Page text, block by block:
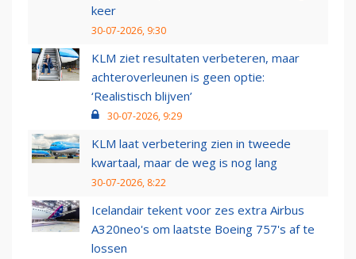
keer
30-07-2026, 9:30
KLM ziet resultaten verbeteren, maar
achteroverleunen is geen optie:
‘Realistisch blijven’
30-07-2026, 9:29
KLM laat verbetering zien in tweede
kwartaal, maar de weg is nog lang
30-07-2026, 8:22
Icelandair tekent voor zes extra Airbus
A320neo's om laatste Boeing 757's af te
lossen